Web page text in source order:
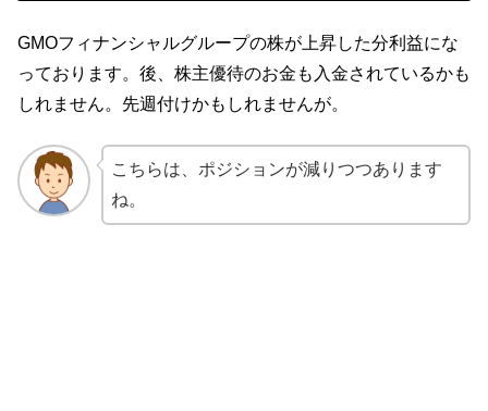
GMOフィナンシャルグループの株が上昇した分利益にな
っております。後、株主優待のお金も入金されているかも
しれません。先週付けかもしれませんが。
こちらは、ポジションが減りつつあります
ね。